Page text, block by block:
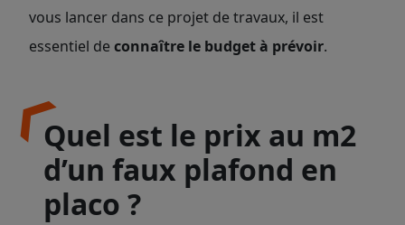
vous lancer dans ce projet de travaux, il est
essentiel de connaître le budget à prévoir.
Quel est le prix au m2
d’un faux plafond en
placo ?